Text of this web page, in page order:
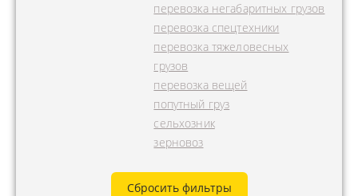
перевозка негабаритных грузов
перевозка спецтехники
перевозка тяжеловесных
грузов
перевозка вещей
попутный груз
сельхозник
зерновоз
Сбросить фильтры